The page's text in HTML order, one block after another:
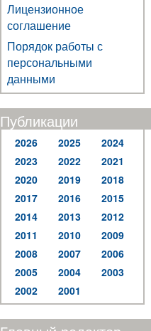
Лицензионное
соглашение
Порядок работы с
персональными
данными
Публикации
2026 2025
2024
2023
2022
2021
2020
2019
2018
2017
2016
2015
2014
2013
2012
2011
2010
2009
2008
2007
2006
2005
2004
2003
2002
2001